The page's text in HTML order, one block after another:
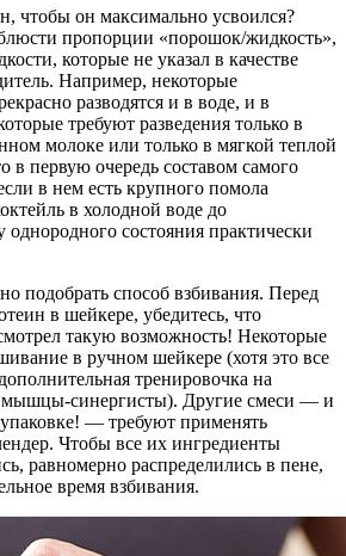
чтобы он максимально усвоился?
пропорции «порошок/жидкость»,
которые не указал в качестве
Например, некоторые
разводятся и в воде, и в
требуют разведения только в
молоке или только в мягкой теплой
в первую очередь составом самого
в нем есть крупного помола
в холодной воде до
состояния практически
подобрать способ взбивания. Перед
в шейкере, убедитесь, что
такую возможность! Некоторые
в ручном шейкере (хотя это все
тренировочка на
мышцы-синергисты). Другие смеси — и
упаковке! — требуют применять
Чтобы все их ингредиенты
равномерно распределились в пене,
время взбивания.